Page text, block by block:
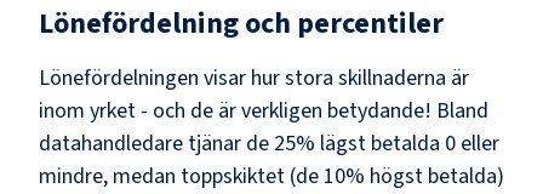
Lönefördelning och percentiler
Lönefördelningen visar hur stora skillnaderna är
inom yrket - och de är verkligen betydande! Bland
datahandledare tjänar de 25% lägst betalda 0 eller
mindre, medan toppskiktet (de 10% högst betalda)